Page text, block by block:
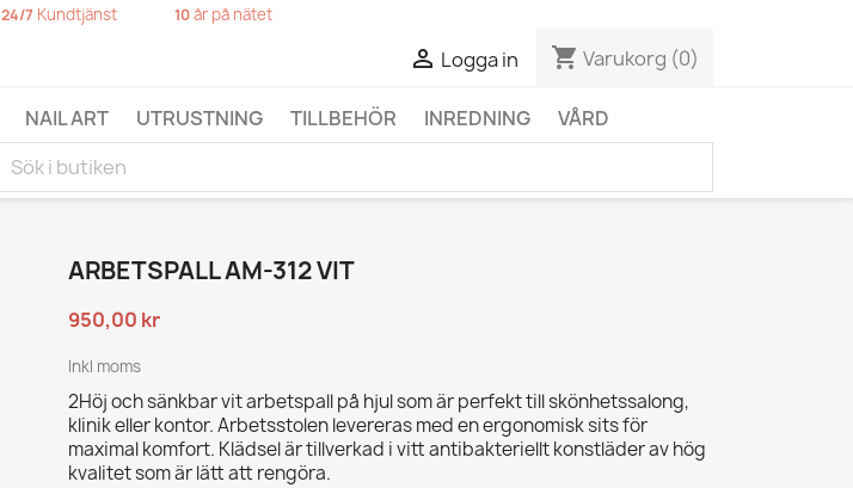
24/7 Kundtjänst 10år på nätet
 Logga in shopping_cart Varukorg (0)
NAIL ART UTRUSTNING TILLBEHÖR INREDNING VÅRD
ARBETSPALL AM-312 VIT
950,00 kr
Inkl moms
2Höj och sänkbar vit arbetspall på hjul som är perfekt till skönhetssalong,
klinik eller kontor. Arbetsstolen levereras med en ergonomisk sits för
maximal komfort. Klädsel är tillverkad i vitt antibakteriellt konstläder av hög
kvalitet som är lätt att rengöra.